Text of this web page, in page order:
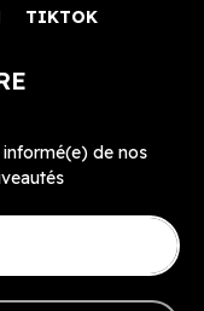
TIKTOK
de nos